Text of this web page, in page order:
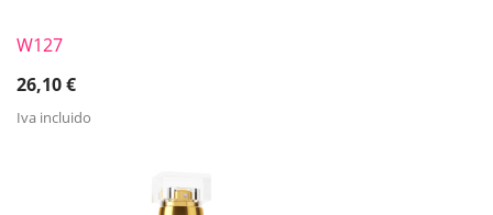
W127
26,10€
Iva incluido